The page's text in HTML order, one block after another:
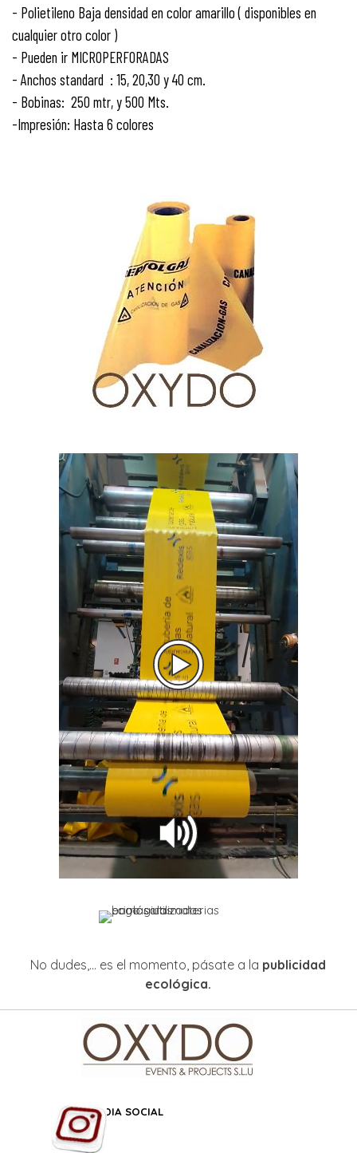
- Polietileno Baja densidad en color amarillo ( disponibles en
cualquier otro color )
- Pueden ir MICROPERFORADAS
- Anchos standard : 15, 20,30 y 40 cm.
- Bobinas: 250 mtr, y 500 Mts.
-Impresión: Hasta 6 colores
No dudes,... es el momento, pásate a la publicidad
ecológica.
REDES MEDIA SOCIAL